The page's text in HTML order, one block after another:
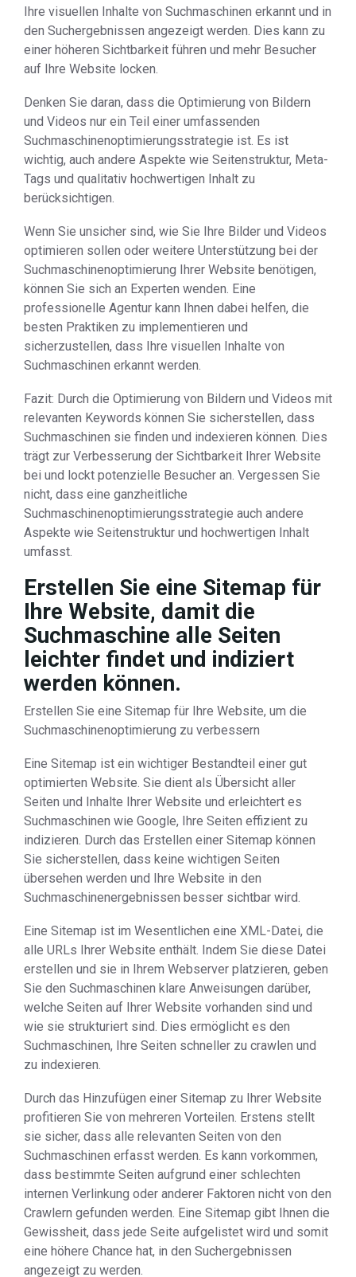
Ihre visuellen Inhalte von Suchmaschinen erkannt und in
den Suchergebnissen angezeigt werden. Dies kann zu
einer höheren Sichtbarkeit führen und mehr Besucher
auf Ihre Website locken.
Denken Sie daran, dass die Optimierung von Bildern
und Videos nur ein Teil einer umfassenden
Suchmaschinenoptimierungsstrategie ist. Es ist
wichtig, auch andere Aspekte wie Seitenstruktur, Meta-
Tags und qualitativ hochwertigen Inhalt zu
berücksichtigen.
Wenn Sie unsicher sind, wie Sie Ihre Bilder und Videos
optimieren sollen oder weitere Unterstützung bei der
Suchmaschinenoptimierung Ihrer Website benötigen,
können Sie sich an Experten wenden. Eine
professionelle Agentur kann Ihnen dabei helfen, die
besten Praktiken zu implementieren und
sicherzustellen, dass Ihre visuellen Inhalte von
Suchmaschinen erkannt werden.
Fazit: Durch die Optimierung von Bildern und Videos mit
relevanten Keywords können Sie sicherstellen, dass
Suchmaschinen sie finden und indexieren können. Dies
trägt zur Verbesserung der Sichtbarkeit Ihrer Website
bei und lockt potenzielle Besucher an. Vergessen Sie
nicht, dass eine ganzheitliche
Suchmaschinenoptimierungsstrategie auch andere
Aspekte wie Seitenstruktur und hochwertigen Inhalt
umfasst.
Erstellen Sie eine Sitemap für
Ihre Website, damit die
Suchmaschine alle Seiten
leichter findet und indiziert
werden können.
Erstellen Sie eine Sitemap für Ihre Website, um die
Suchmaschinenoptimierung zu verbessern
Eine Sitemap ist ein wichtiger Bestandteil einer gut
optimierten Website. Sie dient als Übersicht aller
Seiten und Inhalte Ihrer Website und erleichtert es
Suchmaschinen wie Google, Ihre Seiten effizient zu
indizieren. Durch das Erstellen einer Sitemap können
Sie sicherstellen, dass keine wichtigen Seiten
übersehen werden und Ihre Website in den
Suchmaschinenergebnissen besser sichtbar wird.
Eine Sitemap ist im Wesentlichen eine XML-Datei, die
alle URLs Ihrer Website enthält. Indem Sie diese Datei
erstellen und sie in Ihrem Webserver platzieren, geben
Sie den Suchmaschinen klare Anweisungen darüber,
welche Seiten auf Ihrer Website vorhanden sind und
wie sie strukturiert sind. Dies ermöglicht es den
Suchmaschinen, Ihre Seiten schneller zu crawlen und
zu indexieren.
Durch das Hinzufügen einer Sitemap zu Ihrer Website
profitieren Sie von mehreren Vorteilen. Erstens stellt
sie sicher, dass alle relevanten Seiten von den
Suchmaschinen erfasst werden. Es kann vorkommen,
dass bestimmte Seiten aufgrund einer schlechten
internen Verlinkung oder anderer Faktoren nicht von den
Crawlern gefunden werden. Eine Sitemap gibt Ihnen die
Gewissheit, dass jede Seite aufgelistet wird und somit
eine höhere Chance hat, in den Suchergebnissen
angezeigt zu werden.